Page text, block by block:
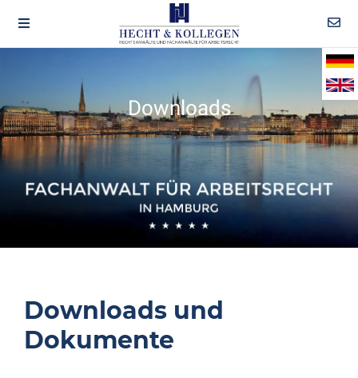
Downloads
Downloads und
Dokumente